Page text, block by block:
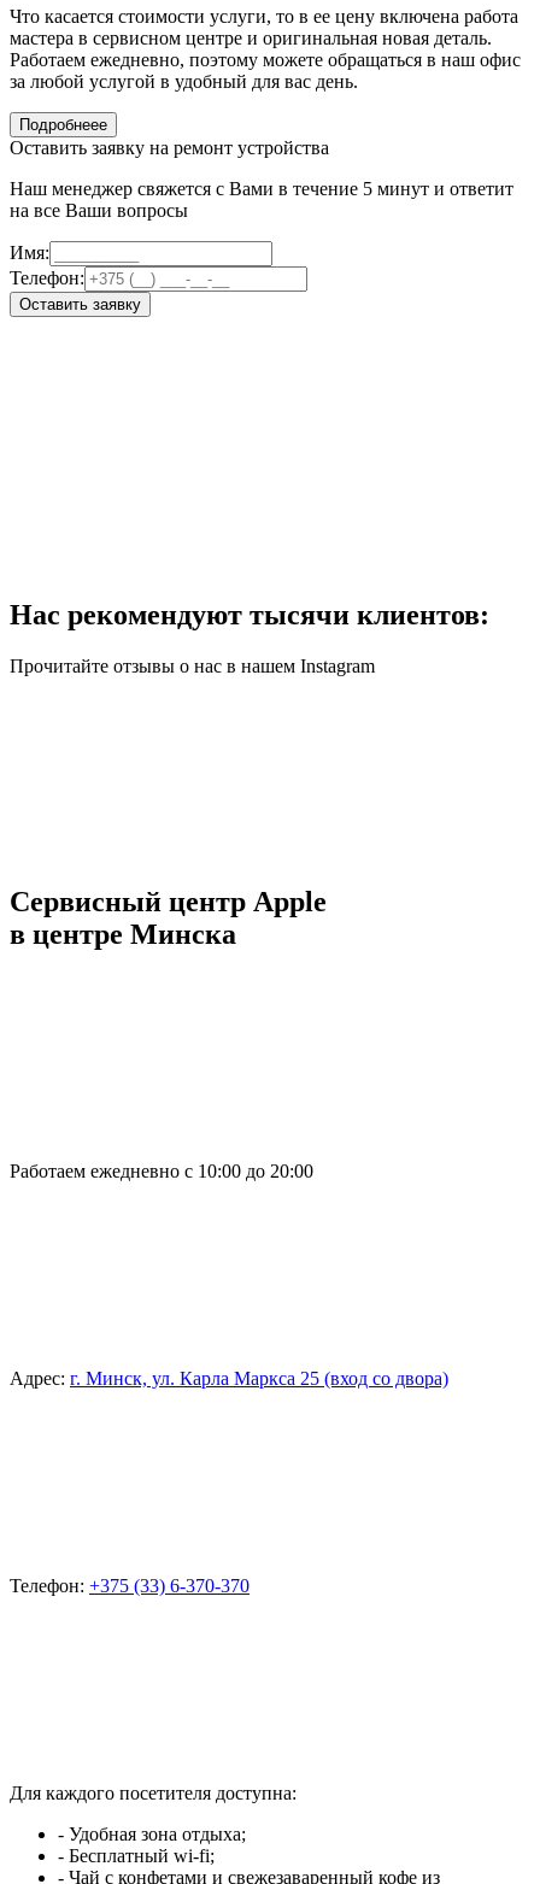
Что касается стоимости услуги, то в ее цену включена работа
мастера в сервисном центре и оригинальная новая деталь.
Работаем ежедневно, поэтому можете обращаться в наш офис
за любой услугой в удобный для вас день.
Подробнеее
Оставить заявку на ремонт устройства
Наш менеджер свяжется с Вами в течение 5 минут и ответит
на все Ваши вопросы
Имя:
Телефон:
Оставить заявку
Нас рекомендуют тысячи клиентов:
Прочитайте отзывы о нас в нашем Instagram
Сервисный центр Apple
в центре Минска
Работаем ежедневно с 10:00 до 20:00
Адрес: г. Минск, ул. Карла Маркса 25 (вход со двора)
Телефон: +375 (33) 6-370-370
Для каждого посетителя доступна:
- Удобная зона отдыха;
- Бесплатный wi-fi;
- Чай с конфетами и свежезаваренный кофе из